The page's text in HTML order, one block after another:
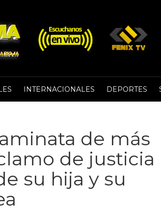
INTERNACIONALES DEPORTES
de más
de justicia
su hija y su